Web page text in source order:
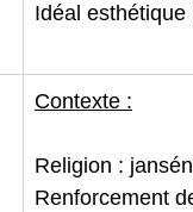
Idéal esthétique
Contexte :
Religion :
Renforcement